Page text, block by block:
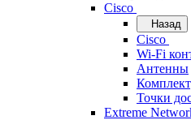
Cisco
Назад
Cisco
Wi-Fi
Антенны
Точки
Extreme